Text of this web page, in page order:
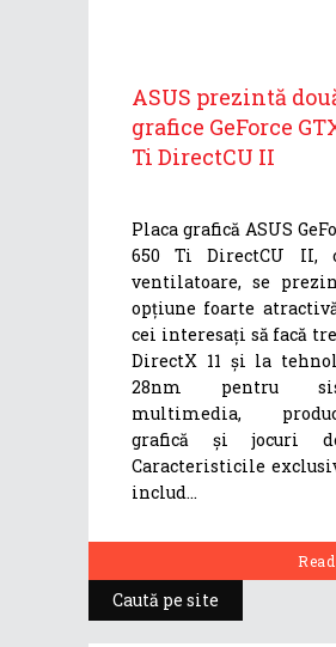
ASUS prezintă
grafice GeForce
Ti DirectCU II
Placa grafică ASUS
650 Ti DirectCU II,
ventilatoare, se
opțiune foarte
cei interesați să facă
DirectX 11 și la
28nm pentru
multimedia,
grafică și jocuri
Caracteristicile
includ
Caută pe site